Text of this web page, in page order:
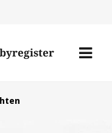
Menü